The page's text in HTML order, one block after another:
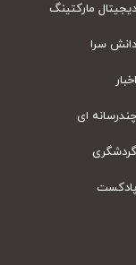
مارکتینگ
سرا
ای